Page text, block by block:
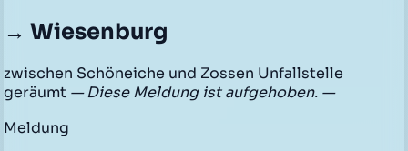
→ Wiesenburg
zwischen Schöneiche und Zossen Unfallstelle
geräumt — Diese Meldung ist aufgehoben. —
Meldung